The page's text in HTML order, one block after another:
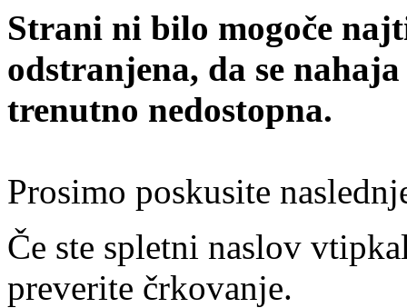
Strani ni bilo mogoče
odstranjena, da se
trenutno nedostopna.
Prosimo poskusite
Če ste spletni naslov
preverite črkovanje.